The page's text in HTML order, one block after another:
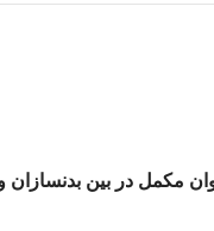
مکمل در بین بدنسازان